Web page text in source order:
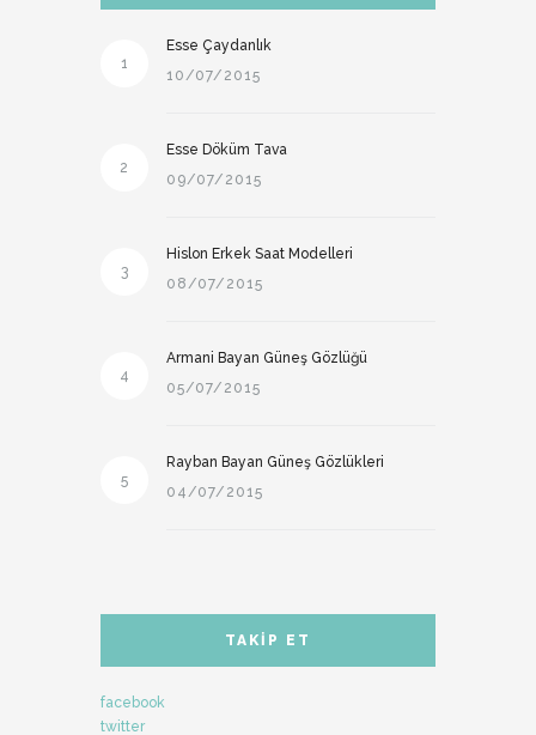
1
Esse Çaydanlık
10/07/2015
2
Esse Döküm Tava
09/07/2015
3
Hislon Erkek Saat Modelleri
08/07/2015
4
Armani Bayan Güneş Gözlüğü
05/07/2015
5
Rayban Bayan Güneş Gözlükleri
04/07/2015
TAKIP ET
facebook
twitter